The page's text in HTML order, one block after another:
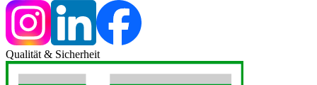
Qualität & Sicherheit